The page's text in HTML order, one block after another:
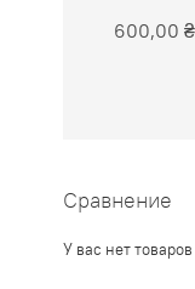
600,00 ₴
Сравнение
У вас нет